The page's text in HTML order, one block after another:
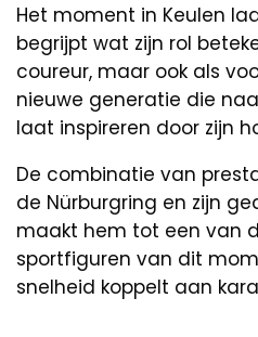
Het moment in Keulen
begrijpt wat zijn rol
coureur, maar ook als
nieuwe generatie die
laat inspireren door zijn
De combinatie van
de Nürburgring en zijn
maakt hem tot een van
sportfiguren van dit
snelheid koppelt aan